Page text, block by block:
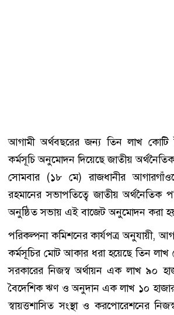
আগামী অর্থবছরের জন্য তিন লাখ কোটি
কর্মসূচি অনুমোদন দিয়েছে জাতীয়
সোমবার (১৮ মে) রাজধানীর আগারগাঁওয়ে
রহমানের সভাপতিত্বে জাতীয় অর্থনৈতিক
অনুষ্ঠিত সভায় এই বাজেট অনুমোদন করা
পরিকল্পনা কমিশনের কার্যপত্র অনুযায়ী,
কর্মসূচির মোট আকার ধরা হয়েছে তিন লাখ
সরকারের নিজস্ব অর্থায়ন এক লাখ ৯০
বৈদেশিক ঋণ ও অনুদান এক লাখ ১০
স্বায়ত্তশাসিত সংস্থা ও করপোরেশনের